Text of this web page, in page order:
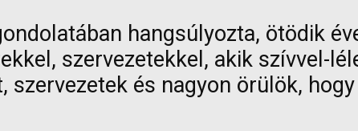
hangsúlyozta, ötödik
szervezetekkel, akik szívvel-
szervezetek és nagyon örülök,